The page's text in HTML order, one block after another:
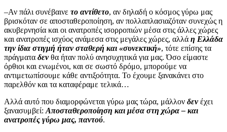
–Αν πάλι συνέβαινε το αντίθετο, αν δηλαδή ο κόσμος γύρω μας
βρισκόταν σε αποσταθεροποίηση, αν πολλαπλασιαζόταν συνεχώς η
ακυβερνησία και οι ανατροπές ισορροπιών μέσα στις άλλες χώρες
και ανατροπές ισχύος ανάμεσα στις μεγάλες χώρες, αλλά η Ελλάδα
την ίδια στιγμή ήταν σταθερή και «συνεκτική», τότε επίσης τα
πράγματα δενθα ήταν πολύ ανησυχητικά για μας. Όσο είμαστε
όρθιοι και ενωμένοι, και σε σωστό δρόμο, μπορούμε να
αντιμετωπίσουμε κάθε αντιξοότητα. Το έχουμε ξανακάνει στο
παρελθόν και τα καταφέραμε τελικά…
Αλλά αυτό που διαμορφώνεται γύρω μας τώρα, μάλλον δενέχει
ξανασυμβεί: Αποσταθεροποίηση και μέσα στη χώρα – και
ανατροπές γύρω μας, παντού.